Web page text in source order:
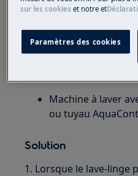
Machine à laver
ou tuyau
Solution
1. Lorsque le lave-linge
sur les cookies et notreet
Paramètres des cookies